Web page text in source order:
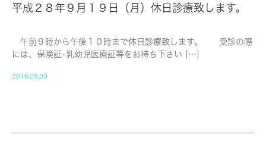
平成２８年９月１９日（月）休日診療致します。
午前９時から午後１０時まで休日診療致します。 受診の際
には、保険証•乳幼児医療証等をお持ち下さい […]
2016.08.30